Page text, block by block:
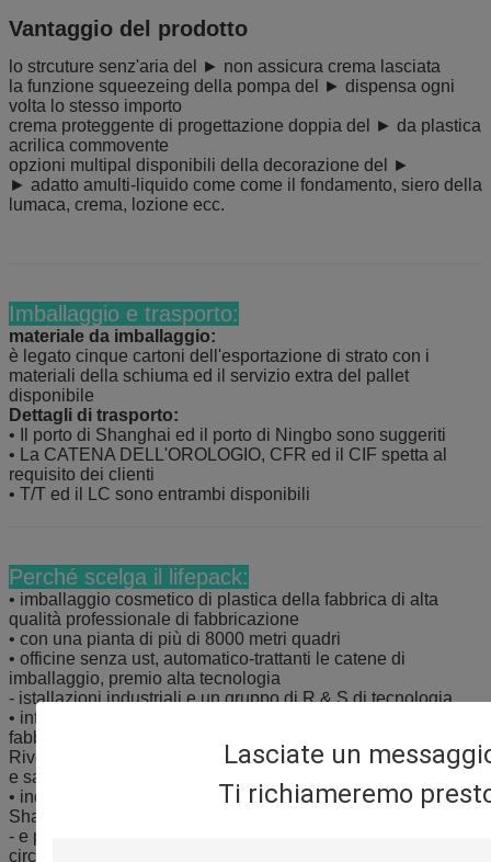
Lasciate un
Ti richiameremo
Vantaggio del prodotto
lo strcuture senz'aria del ► non assicura crema lasciata
la funzione squeezeing della pompa del ► dispensa ogni
volta lo stesso importo
crema proteggente di progettazione doppia del ► da plastica
acrilica commovente
opzioni multipal disponibili della decorazione del ►
► adatto amulti-liquido come come il fondamento, siero della
lumaca, crema, lozione ecc.
Imballaggio e trasporto:
materiale da imballaggio:
è legato cinque cartoni dell'esportazione di strato con i
materiali della schiuma ed il servizio extra del pallet
disponibile
Dettagli di trasporto:
• Il porto di Shanghai ed il porto di Ningbo sono suggeriti
• La CATENA DELL'OROLOGIO, CFR ed il CIF spetta al
requisito dei clienti
• T/T ed il LC sono entrambi disponibili
Perché scelga il lifepack:
• imballaggio cosmetico di plastica della fabbrica di alta
qualità professionale di fabbricazione
• con una pianta di più di 8000 metri quadri
• officine senza ust, automatico-trattanti le catene di
imballaggio, premio alta tecnologia
- istallazioni industriali e un gruppo di R & S di tecnologia
• integri il sistema di servizio con progettazione di muffa e
fabbricazione, iniezione,
Rivestimento, placcatura di vuoto, serigrafia, caldo-timbratura
e saldatura a ultrasuoni UV
• individua nel nord-est del distretto di Shangyu, la città di
Shaoxing, Zhejiang Prov. vicino a Ningbo
- e porti di Shanghai, che è appena circa 5kms dal CBD e
circa 15kms dal ponte di Jiashao